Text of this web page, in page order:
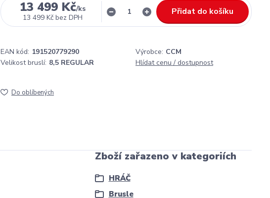
13 499 Kč/ks
13 499 Kč bez DPH
Přidat do košíku
EAN kód: 191520779290 Výrobce: CCM
Velikost bruslí: 8,5 REGULAR Hlídat cenu / dostupnost
Do oblíbených
Zboží zařazeno v kategoriích
HRÁČ
Brusle